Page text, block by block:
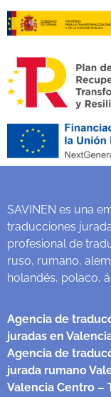
SAVINEN es una
traducciones
profesional de
ruso, rumano,
holandés, polaco,
Agencia de
juradas en
Agencia de
jurada rumano
Valencia Centro –